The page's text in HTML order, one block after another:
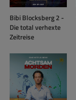
Bibi Blocksberg 2 -
Die total verhexte
Zeitreise